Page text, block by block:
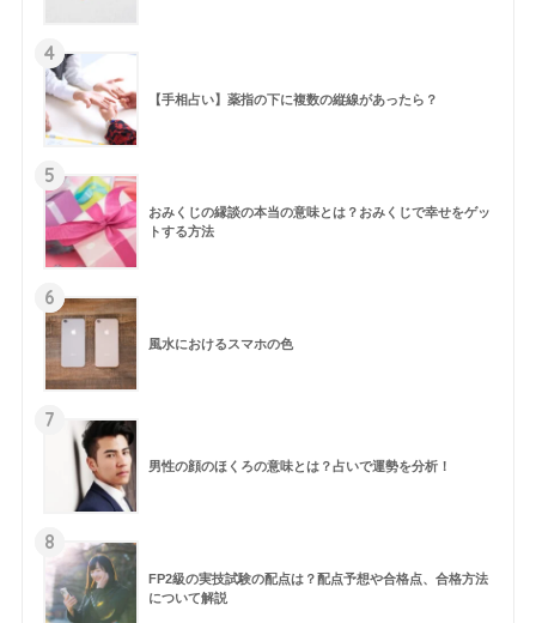
4
【手相占い】薬指の下に複数の縦線があったら？
5
おみくじの縁談の本当の意味とは？おみくじで幸せをゲッ
トする方法
6
風水におけるスマホの色
7
男性の顔のほくろの意味とは？占いで運勢を分析！
8
FP2級の実技試験の配点は？配点予想や合格点、合格方法
について解説